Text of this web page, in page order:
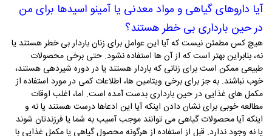
آیا داروهای گیاهی و مواد معدنی یا آمینو اسیدها برای من
در حین بارداری بی خطر هستند؟
هیچ کس مطمئن نیست که آیا این­ عوامل برای زنان باردار بی خطر هستند یا
نه، بنابراین بهتر است که از آن­ ها استفاده نشود. حتی برخی محصولات
طبیعی ممکن است برای زنانی که باردار هستند یا در دوره­ شیردهی هستند،
خوب نباشند. به جز برای برخی ویتامین­ ها، اطلاعات کمی در مورد استفاده از
مکمل­ های غذایی در حین بارداری بدست آمده است. اما، اغلب اوقات
مطالعه­ خوبی برای نشان دادن اینکه آیا این ادعاها درست هستند یا نه و
اینکه آیا محصولات گیاهی می­ توانند موجب آسیب به شما یا فرزندتان شوند
یا نه وجود ندارد. قبل از استفاده از هرگونه محصول گیاهی یا مکمل غذایی با